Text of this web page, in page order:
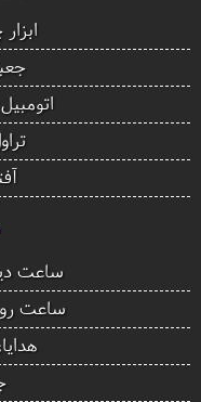
ساعت
ساعت